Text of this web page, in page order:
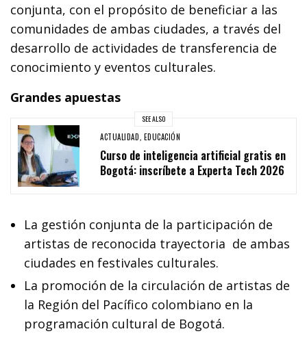
conjunta, con el propósito de beneficiar a las
comunidades de ambas ciudades, a través del
desarrollo de actividades de transferencia de
conocimiento y eventos culturales.
Grandes apuestas
SEE ALSO
ACTUALIDAD, EDUCACIÓN
Curso de inteligencia artificial gratis en
Bogotá: inscríbete a Experta Tech 2026
La gestión conjunta de la participación de
artistas de reconocida trayectoria de ambas
ciudades en festivales culturales.
La promoción de la circulación de artistas de
la Región del Pacífico colombiano en la
programación cultural de Bogotá.